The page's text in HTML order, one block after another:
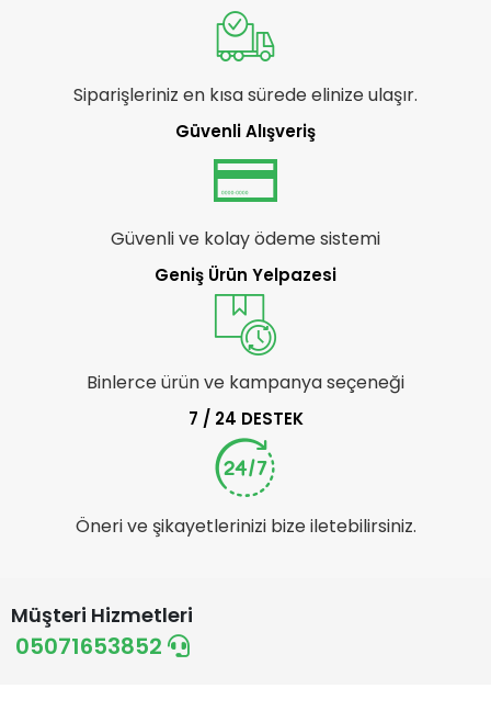
Siparişleriniz en kısa sürede elinize ulaşır.
Güvenli Alışveriş
Güvenli ve kolay ödeme sistemi
Geniş Ürün Yelpazesi
Binlerce ürün ve kampanya seçeneği
7 / 24 DESTEK
Öneri ve şikayetlerinizi bize iletebilirsiniz.
Müşteri Hizmetleri
05071653852